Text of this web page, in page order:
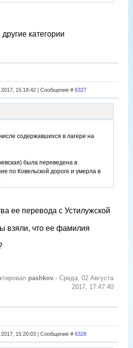
категории
2017, 15:18:42 | Сообщение # 6327
содержавшихся в лагере на
была переведена в
по Ковельской дороге и умерла в
ее перевода с Устилужской
взяли, что ее фамилия
pashkov - Среда, 02 Августа
2017, 17:47:40
2017, 15:20:03 | Сообщение # 6328